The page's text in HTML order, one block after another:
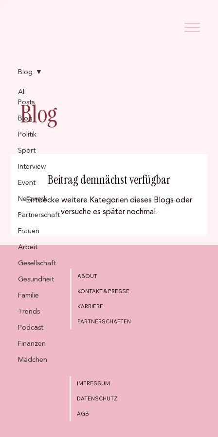
All
Posts
Blog
Politik
Sport
Interview
Event
Netzwerk
Partnerschaft
Frauen
Arbeit
Gesellschaft
Gesundheit
Familie
Trends
Podcast
Finanzen
Mädchen
Blog
Blog
Beitrag demnächst verfügbar
Entdecke weitere Kategorien dieses Blogs oder
versuche es später nochmal.
ABOUT
KONTAKT & PRESSE
KARRIERE
PARTNERSCHAFTEN
IMPRESSUM
DATENSCHUTZ
AGB